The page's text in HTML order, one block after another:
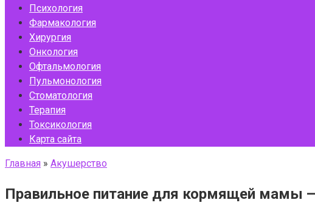
Психология
Фармакология
Хирургия
Онкология
Офтальмология
Пульмонология
Стоматология
Терапия
Токсикология
Карта сайта
Главная » Акушерство
Правильное питание для кормящей мамы —